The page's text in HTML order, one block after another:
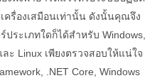
ครื่องเสมือนเท่านั้น ดังนั้นคุณจึง
ระเภทใดก็ได้สำหรับ Windows,
ละ Linux เพียงตรวจสอบให้แน่ใจ
.NET Core, Windows